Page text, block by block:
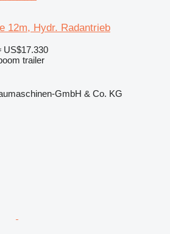
12m, Hydr. Radantrieb
US$17.330
trailer
GmbH & Co. KG